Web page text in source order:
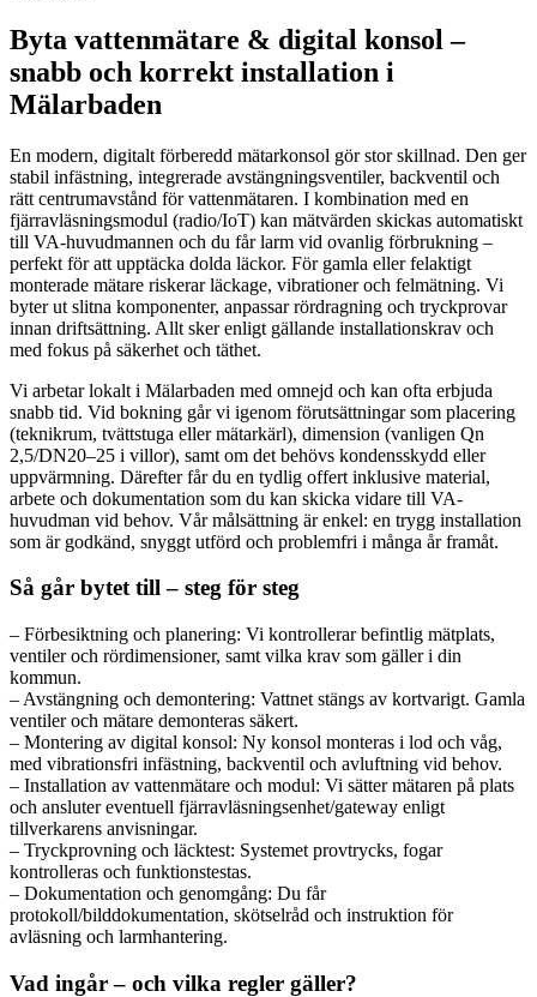
Byta vattenmätare & digital konsol –
snabb och korrekt installation i
Mälarbaden
En modern, digitalt förberedd mätarkonsol gör stor skillnad. Den ger
stabil infästning, integrerade avstängningsventiler, backventil och
rätt centrumavstånd för vattenmätaren. I kombination med en
fjärravläsningsmodul (radio/IoT) kan mätvärden skickas automatiskt
till VA-huvudmannen och du får larm vid ovanlig förbrukning –
perfekt för att upptäcka dolda läckor. För gamla eller felaktigt
monterade mätare riskerar läckage, vibrationer och felmätning. Vi
byter ut slitna komponenter, anpassar rördragning och tryckprovar
innan driftsättning. Allt sker enligt gällande installationskrav och
med fokus på säkerhet och täthet.
Vi arbetar lokalt i Mälarbaden med omnejd och kan ofta erbjuda
snabb tid. Vid bokning går vi igenom förutsättningar som placering
(teknikrum, tvättstuga eller mätarkärl), dimension (vanligen Qn
2,5/DN20–25 i villor), samt om det behövs kondensskydd eller
uppvärmning. Därefter får du en tydlig offert inklusive material,
arbete och dokumentation som du kan skicka vidare till VA-
huvudman vid behov. Vår målsättning är enkel: en trygg installation
som är godkänd, snyggt utförd och problemfri i många år framåt.
Så går bytet till – steg för steg
– Förbesiktning och planering: Vi kontrollerar befintlig mätplats,
ventiler och rördimensioner, samt vilka krav som gäller i din
kommun.
– Avstängning och demontering: Vattnet stängs av kortvarigt. Gamla
ventiler och mätare demonteras säkert.
– Montering av digital konsol: Ny konsol monteras i lod och våg,
med vibrationsfri infästning, backventil och avluftning vid behov.
– Installation av vattenmätare och modul: Vi sätter mätaren på plats
och ansluter eventuell fjärravläsningsenhet/gateway enligt
tillverkarens anvisningar.
– Tryckprovning och läcktest: Systemet provtrycks, fogar
kontrolleras och funktionstestas.
– Dokumentation och genomgång: Du får
protokoll/bilddokumentation, skötselråd och instruktion för
avläsning och larmhantering.
Vad ingår – och vilka regler gäller?